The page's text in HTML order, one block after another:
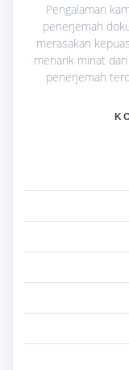
Pengalaman
penerjemah
merasakan
menarik minat
penerjemah